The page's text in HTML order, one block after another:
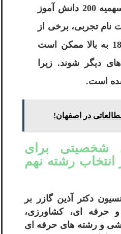
مثال، در منطقه ای با سهمیه 200 دانش آموز
نام تجربی، برخی از
دانش آموزان با معدل 18 به بالا ممکن است
دیگر شوند. زیرا
است.
شخصیتی برای
رشته نهم
دکتر آذین گازر بر
و حرفه ای، کشاورزی،
و رشته های حرفه ای